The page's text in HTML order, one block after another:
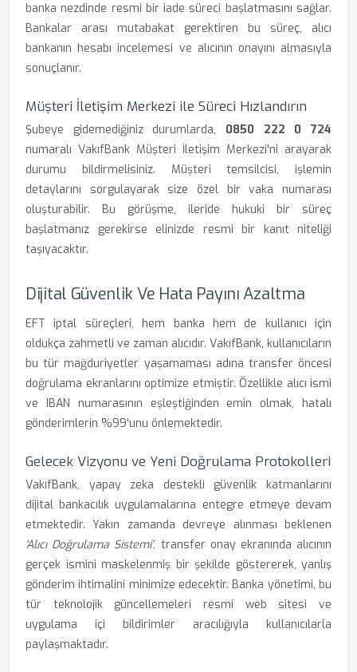
banka nezdinde resmi bir iade süreci başlatmasını sağlar.
Bankalar arası mutabakat gerektiren bu süreç, alıcı
bankanın hesabı incelemesi ve alıcının onayını almasıyla
sonuçlanır.
Müşteri İletişim Merkezi ile Süreci Hızlandırın
Şubeye gidemediğiniz durumlarda, 0850 222 0 724
numaralı VakıfBank Müşteri İletişim Merkezi'ni arayarak
durumu bildirmelisiniz. Müşteri temsilcisi, işlemin
detaylarını sorgulayarak size özel bir vaka numarası
oluşturabilir. Bu görüşme, ileride hukuki bir süreç
başlatmanız gerekirse elinizde resmi bir kanıt niteliği
taşıyacaktır.
Dijital Güvenlik Ve Hata Payını Azaltma
EFT iptal süreçleri, hem banka hem de kullanıcı için
oldukça zahmetli ve zaman alıcıdır. VakıfBank, kullanıcıların
bu tür mağduriyetler yaşamaması adına transfer öncesi
doğrulama ekranlarını optimize etmiştir. Özellikle alıcı ismi
ve IBAN numarasının eşleştiğinden emin olmak, hatalı
gönderimlerin %99'unu önlemektedir.
Gelecek Vizyonu ve Yeni Doğrulama Protokolleri
VakıfBank, yapay zeka destekli güvenlik katmanlarını
dijital bankacılık uygulamalarına entegre etmeye devam
etmektedir. Yakın zamanda devreye alınması beklenen
'Alıcı Doğrulama Sistemi', transfer onay ekranında alıcının
gerçek ismini maskelenmiş bir şekilde göstererek, yanlış
gönderim ihtimalini minimize edecektir. Banka yönetimi, bu
tür teknolojik güncellemeleri resmi web sitesi ve
uygulama içi bildirimler aracılığıyla kullanıcılarla
paylaşmaktadır.